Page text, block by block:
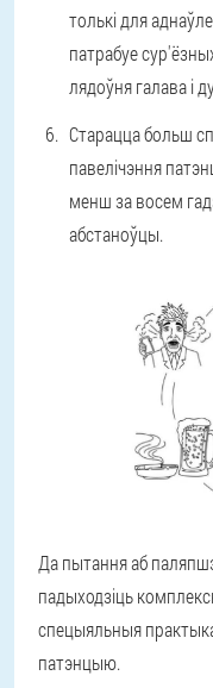
толькі для
патрабуе
лядоўня галава і
Старацца больш
павелічэння
менш за восем
абстаноўцы.
Да пытання аб
падыходзіць
спецыяльныя
патэнцыю.